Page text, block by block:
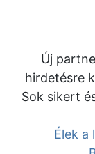
Új
hirdetésre
Sok sikert
Élek a